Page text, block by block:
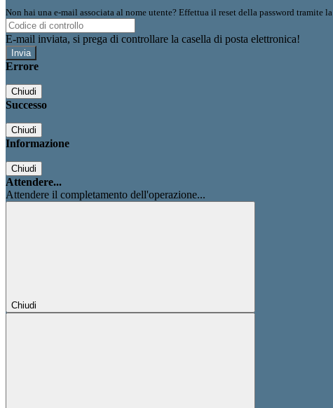
Non hai una e-mail associata al nome utente? Effettua il reset della password tramite la
E-mail inviata, si prega di controllare la casella di posta elettronica!
Errore
Chiudi
Successo
Chiudi
Informazione
Chiudi
Attendere...
Attendere il completamento dell'operazione...
Chiudi